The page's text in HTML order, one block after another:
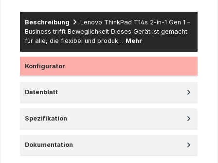
Beschreibung
Lenovo ThinkPad T14s 2-in-1 Gen 1 –
Business trifft Beweglichkeit Dieses Gerät ist gemacht
für alle, die flexibel und produk… Mehr
Konfigurator
Datenblatt
Spezifikation
Dokumentation